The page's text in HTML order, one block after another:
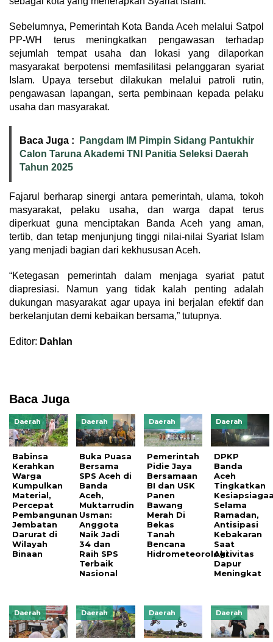
Sebelumnya, Pemerintah Kota Banda Aceh melalui Satpol
PP-WH terus meningkatkan pengawasan terhadap
sejumlah tempat usaha dan lokasi yang dilaporkan
masyarakat berpotensi memfasilitasi pelanggaran syariat
Islam. Upaya tersebut dilakukan melalui patroli rutin,
pengawasan lapangan, serta pembinaan kepada pelaku
usaha dan masyarakat.
Baca Juga :
Pangdam IM Pimpin Sidang Pantukhir
Calon Taruna Akademi TNI Panitia Seleksi Daerah
Tahun 2025
Fajarul berharap sinergi antara pemerintah, ulama, tokoh
masyarakat, pelaku usaha, dan warga dapat terus
diperkuat guna menciptakan Banda Aceh yang aman,
tertib, dan tetap menjunjung tinggi nilai-nilai Syariat Islam
yang menjadi bagian dari kekhususan Aceh.
“Ketegasan pemerintah dalam menjaga syariat patut
diapresiasi. Namun yang tidak kalah penting adalah
dukungan masyarakat agar upaya ini berjalan efektif dan
berkelanjutan demi kebaikan bersama,” tutupnya.
Editor: Dahlan
Baca Juga
Daerah
Babinsa
Kerahkan
Warga
Kumpulkan
Material,
Percepat
Pembangunan
Jembatan
Darurat di
Wilayah
Binaan
Daerah
Buka Puasa
Bersama
SPS Aceh di
Banda
Aceh,
Muktarrudin
Usman:
Anggota
Naik Jadi
34 dan
Raih SPS
Terbaik
Nasional
Daerah
Pemerintah
Pidie Jaya
Bersamaan
BI dan USK
Panen
Bawang
Merah Di
Bekas
Tanah
Bencana
Hidrometeorologi
Daerah
DPKP
Banda
Aceh
Tingkatkan
Selama
Ramadan,
Antisipasi
Kebakaran
Saat
Aktivitas
Dapur
Meningkat
Daerah Daerah Daerah Daerah